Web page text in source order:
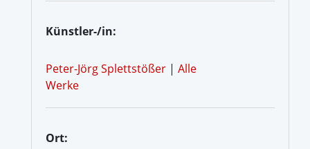
Künstler-/in:
Peter-Jörg Splettstößer | Alle
Werke
Ort: